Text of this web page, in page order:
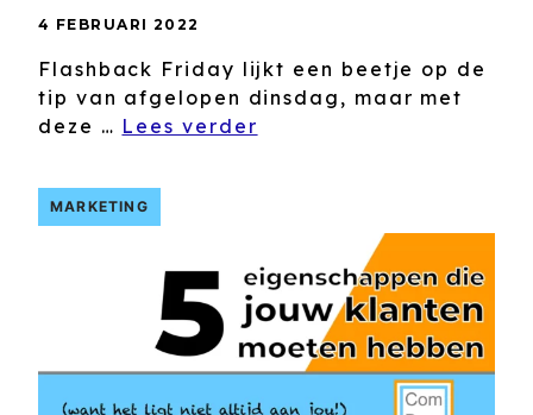
4 FEBRUARI 2022
Flashback Friday lijkt een beetje op de
tip van afgelopen dinsdag, maar met
deze … Lees verder
MARKETING